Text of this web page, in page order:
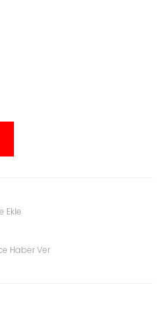
Ekle
Haber Ver